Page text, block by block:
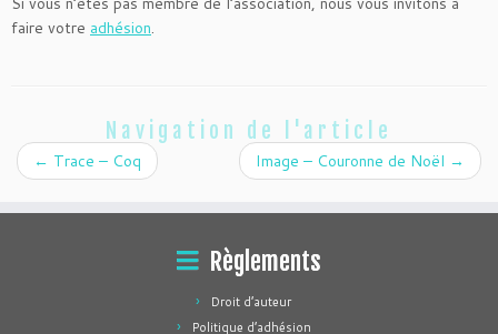
faire votre adhésion.
Navigation de l'article
← Trace – Coq Image – Couronne de Noël →
Règlements
Droit d’auteur
Politique d’adhésion